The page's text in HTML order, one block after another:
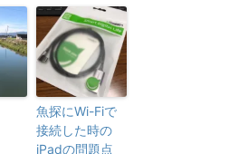
魚探にWi-Fiで
接続した時の
iPadの問題点